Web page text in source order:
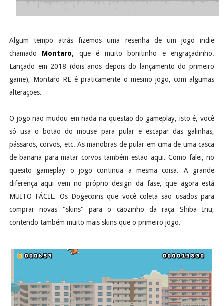
Algum tempo atrás fizemos uma resenha de um jogo indie
chamado Montaro, que é muito bonitinho e engraçadinho.
Lançado em 2018 (dois anos depois do lançamento do primeiro
game), Montaro RE é praticamente o mesmo jogo, com algumas
alterações.
O jogo não mudou em nada na questão do gameplay, isto é, você
só usa o botão do mouse para pular e escapar das galinhas,
pássaros, corvos, etc. As manobras de pular em cima de uma casca
de banana para matar corvos também estão aqui. Como falei, no
quesito gameplay o jogo continua a mesma coisa. A grande
diferença aqui vem no próprio design da fase, que agora está
MUITO FÁCIL. Os Dogecoins que você coleta são usados para
comprar novas "skins" para o cãozinho da raça Shiba Inu,
contendo também muito mais skins que o primeiro jogo.